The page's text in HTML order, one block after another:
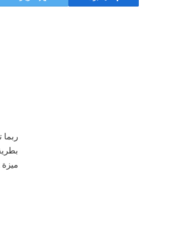
ميزة App Lock الأصلية القادمة لن تقوم فقط بقفل التطبيقات.